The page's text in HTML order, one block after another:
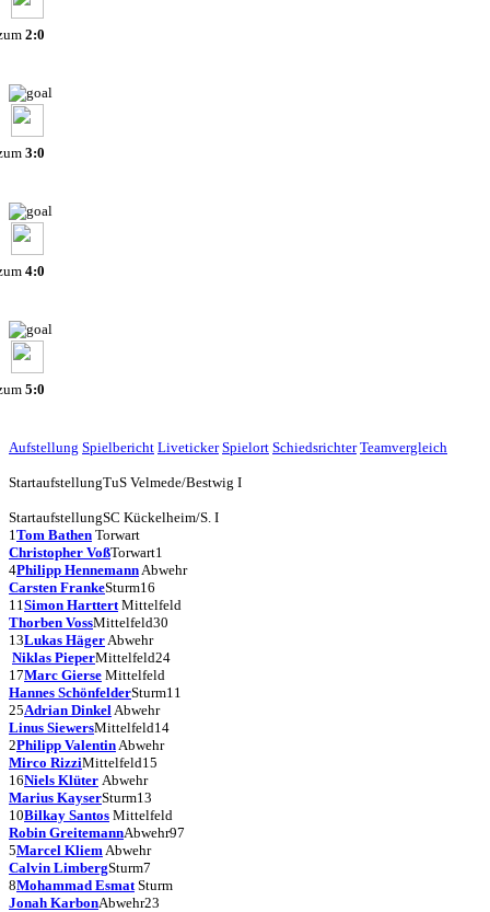
2:0
3:0
4:0
5:0
Aufstellung Spielbericht Liveticker Spielort Schiedsrichter Teamvergleich
StartaufstellungTuS Velmede/Bestwig I
StartaufstellungSC Kückelheim/S. I
1Tom Bathen Torwart
Christopher VoßTorwart1
4Philipp HennemannAbwehr
Carsten FrankeSturm16
11Simon Harttert Mittelfeld
Thorben VossMittelfeld30
13Lukas HägerAbwehr
Niklas PieperMittelfeld24
17Marc Gierse Mittelfeld
Hannes SchönfelderSturm11
25Adrian DinkelAbwehr
Linus SiewersMittelfeld14
2Philipp ValentinAbwehr
Mirco RizziMittelfeld15
16Niels Klüter Abwehr
Marius KayserSturm13
10Bilkay Santos Mittelfeld
Robin GreitemannAbwehr97
5Marcel KliemAbwehr
Calvin LimbergSturm7
8Mohammad Esmat Sturm
Jonah KarbonAbwehr23